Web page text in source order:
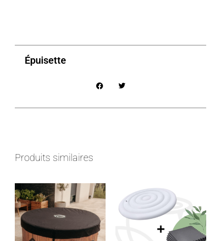
Épuisette
Produits similaires